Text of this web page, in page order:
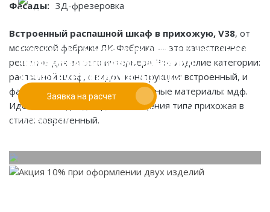
Фасады: 3Д-фрезеровка
Встроенный распашной шкаф в прихожую, V38, от
московской фабрики ЛК-Фабрика — это качественное
решение для вашего интерьера. Это изделие категории:
распашной шкаф, с видом конструкции: встроенный, и
фасадами: 3д-фрезеровка. Основные материалы: мдф.
Идеально подходит для помещения типа прихожая в
стиле: современный.
Если у вас есть эскиз то вы можете отправить его
нам для предварительной оценки
Заявка на расчет
При заказе от двух изделий
действует скидка до 10%
Работаем только по индивидуальным проектам.
Адаптируем лучшие идеи дизайнеров под Ваши
потребности.